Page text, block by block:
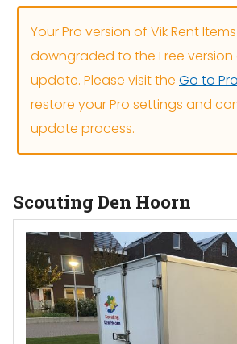
Your Pro version of Vik Rent
downgraded to the Free
update. Please visit the Go to Pro
restore your Pro settings and
update process.
Scouting Den Hoorn